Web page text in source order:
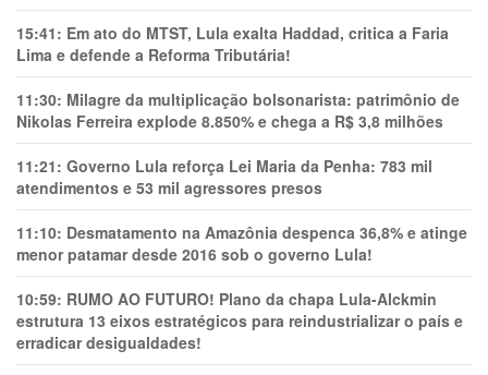
15:41: Em ato do MTST, Lula exalta Haddad, critica a Faria
Lima e defende a Reforma Tributária!
11:30: Milagre da multiplicação bolsonarista: patrimônio de
Nikolas Ferreira explode 8.850% e chega a R$ 3,8 milhões
11:21: Governo Lula reforça Lei Maria da Penha: 783 mil
atendimentos e 53 mil agressores presos
11:10: Desmatamento na Amazônia despenca 36,8% e atinge
menor patamar desde 2016 sob o governo Lula!
10:59: RUMO AO FUTURO! Plano da chapa Lula-Alckmin
estrutura 13 eixos estratégicos para reindustrializar o país e
erradicar desigualdades!